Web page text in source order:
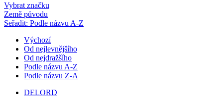
Vybrat značku
Země původu
Seřadit: Podle názvu A-Z
Výchozí
Od nejlevnějšího
Od nejdražšího
Podle názvu A-Z
Podle názvu Z-A
DELORD